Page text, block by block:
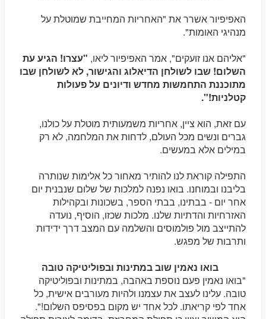
האפיפיור אשרר את "האחריות המחייבת שמוטלת על
מנהיגי האומות".
"אליהם אנו זועקים", אמר האפיפיור ליאו, "עצרו! הגיע עת
השלום! שבו לשולחן הדיאלוג והגישור, לא לשולחן שבו
מתוכננת התחמשות מחדש ודיונים על פעולות
קטלניות!".
עם זאת, הוא ציין, אחריות משמעותית מוטלת על כולנו,
גברים ונשים מכל העולם, לדחות את המלחמה, לא רק
במילים אלא במעשים.
התפילה קוראת לנו להותיר מאחור כל אלימות שנותרה
בליבנו ובמוחנו. בואו נפנה למלכות של שלום שנבנית יום
אחר יום - בבתינו, בבתי הספר, בשכונות ובקהילות
האזרחיות והדתיות שלנו. מלכות שכזו, הוסיף, נועדה
להתייצב מול פולמוסים והשלמה עם המצב דרך ידידות
ותרבות של מפגש.
בואו נאמין שוב במתינות ובפוליטיקה טובה
"בואו נאמין פעם נוספת באהבה, במתינות ובפוליטיקה
טובה. עלינו לעצב את עצמנו ולהיות מעורבים אישית, כל
אחד לפי קריאתו. לכל אחד יש מקום בפסיפס השלום!".